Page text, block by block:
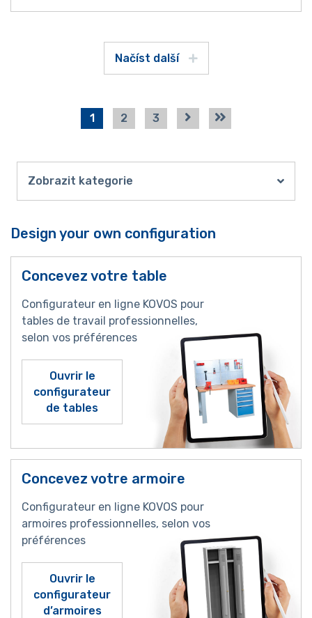
Načíst další
1 2 3
Zobrazit kategorie
Design your own configuration
Concevez votre table
Configurateur en ligne KOVOS pour
tables de travail professionnelles,
selon vos préférences
Ouvrir le
configurateur
de tables
Concevez votre armoire
Configurateur en ligne KOVOS pour
armoires professionnelles, selon vos
préférences
Ouvrir le
configurateur
d’armoires